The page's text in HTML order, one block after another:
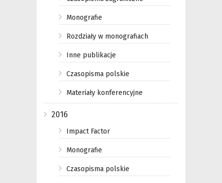
Monografie
Rozdziały w monografiach
Inne publikacje
Czasopisma polskie
Materiały konferencyjne
2016
Impact Factor
Monografie
Czasopisma polskie